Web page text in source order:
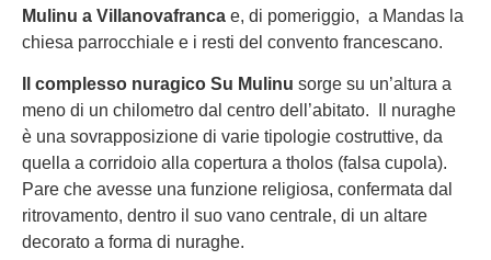
Mulinu a Villanovafranca e, di pomeriggio, a Mandas la
chiesa parrocchiale e i resti del convento francescano.
Il complesso nuragico Su Mulinu sorge su un’altura a
meno di un chilometro dal centro dell’abitato. Il nuraghe
è una sovrapposizione di varie tipologie costruttive, da
quella a corridoio alla copertura a tholos (falsa cupola).
Pare che avesse una funzione religiosa, confermata dal
ritrovamento, dentro il suo vano centrale, di un altare
decorato a forma di nuraghe.